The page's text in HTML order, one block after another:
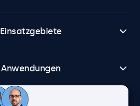
Einsatzgebiete
Anwendungen